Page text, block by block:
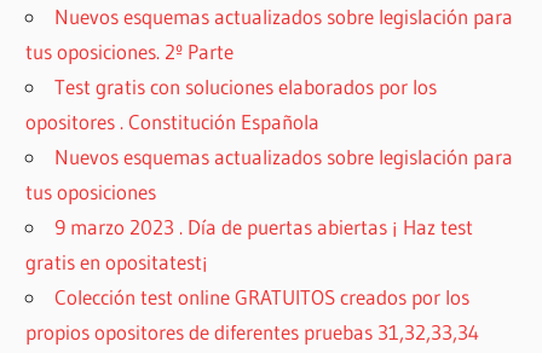
Nuevos esquemas actualizados sobre legislación para
tus oposiciones. 2º Parte
Test gratis con soluciones elaborados por los
opositores . Constitución Española
Nuevos esquemas actualizados sobre legislación para
tus oposiciones
9 marzo 2023 . Día de puertas abiertas ¡ Haz test
gratis en opositatest¡
Colección test online GRATUITOS creados por los
propios opositores de diferentes pruebas 31,32,33,34